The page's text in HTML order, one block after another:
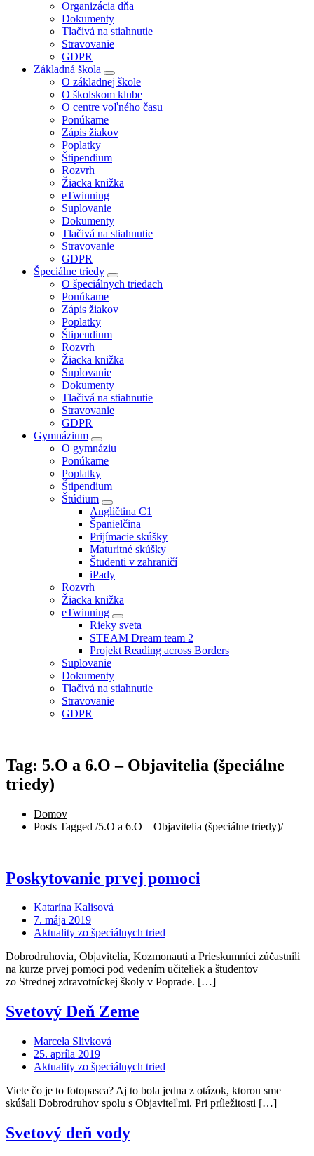
Organizácia dňa
Dokumenty
Tlačivá na stiahnutie
Stravovanie
GDPR
Základná škola
O základnej škole
O školskom klube
O centre voľného času
Ponúkame
Zápis žiakov
Poplatky
Štipendium
Rozvrh
Žiacka knižka
eTwinning
Suplovanie
Dokumenty
Tlačivá na stiahnutie
Stravovanie
GDPR
Špeciálne triedy
O špeciálnych triedach
Ponúkame
Zápis žiakov
Poplatky
Štipendium
Rozvrh
Žiacka knižka
Suplovanie
Dokumenty
Tlačivá na stiahnutie
Stravovanie
GDPR
Gymnázium
O gymnáziu
Ponúkame
Poplatky
Štipendium
Štúdium
Angličtina C1
Španielčina
Prijímacie skúšky
Maturitné skúšky
Študenti v zahraničí
iPady
Rozvrh
Žiacka knižka
eTwinning
Rieky sveta
STEAM Dream team 2
Projekt Reading across Borders
Suplovanie
Dokumenty
Tlačivá na stiahnutie
Stravovanie
GDPR
Tag: 5.O a 6.O – Objavitelia (špeciálne
triedy)
Domov
Posts Tagged /5.O a 6.O – Objavitelia (špeciálne triedy)/
Poskytovanie prvej pomoci
Katarína Kalisová
7. mája 2019
Aktuality zo špeciálnych tried
Dobrodruhovia, Objavitelia, Kozmonauti a Prieskumníci zúčastnili
na kurze prvej pomoci pod vedením učiteliek a študentov
zo Strednej zdravotníckej školy v Poprade. […]
Svetový Deň Zeme
Marcela Slivková
25. apríla 2019
Aktuality zo špeciálnych tried
Viete čo je to fotopasca? Aj to bola jedna z otázok, ktorou sme
skúšali Dobrodruhov spolu s Objaviteľmi. Pri príležitosti […]
Svetový deň vody